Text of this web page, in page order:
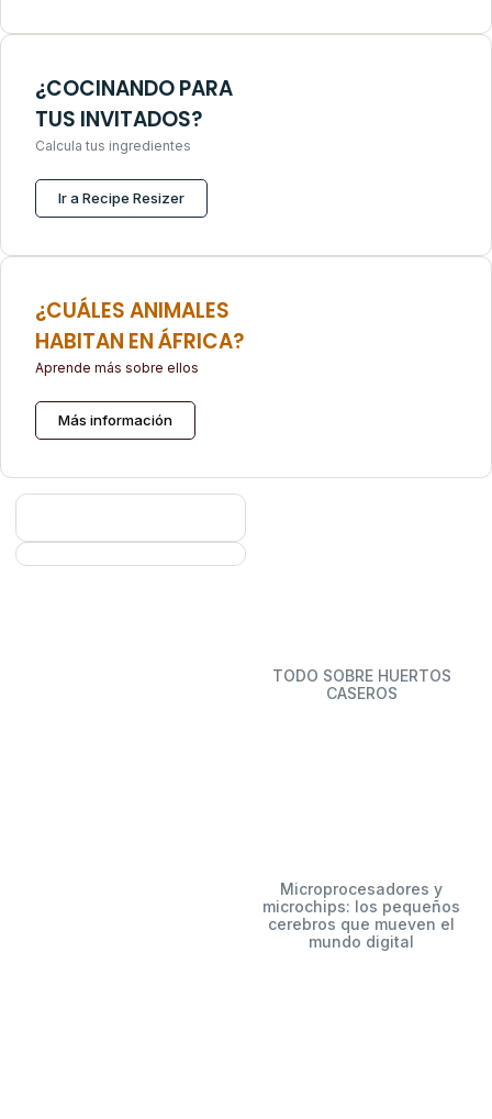
¿COCINANDO PARA
TUS INVITADOS?
Calcula tus ingredientes
Ir a Recipe Resizer
¿CUÁLES ANIMALES
HABITAN EN ÁFRICA?
Aprende más sobre ellos
Más información
TODO SOBRE HUERTOS
CASEROS
Microprocesadores y
microchips: los pequeños
cerebros que mueven el
mundo digital